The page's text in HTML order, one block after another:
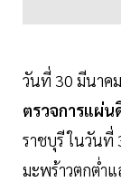
วันที่ 30 มีนาค
ตรวจการแผ่น
ราชบุรี ในวันที่
มะพร้าวตกต่ำแ